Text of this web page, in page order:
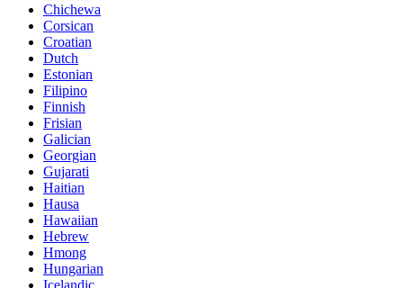
Chichewa
Corsican
Croatian
Dutch
Estonian
Filipino
Finnish
Frisian
Galician
Georgian
Gujarati
Haitian
Hausa
Hawaiian
Hebrew
Hmong
Hungarian